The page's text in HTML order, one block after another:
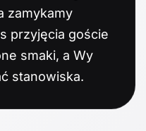
zamykamy
przyjęcia goście
smaki, a Wy
stanowiska.